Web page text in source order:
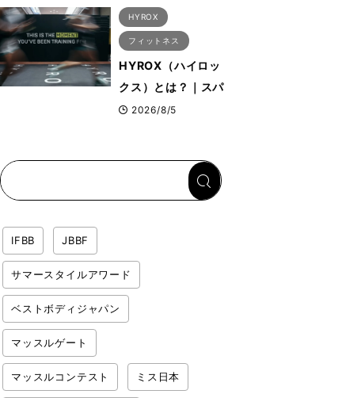
ア）”など、ボディビ
ル元世界王者・鈴木
雅選手が解説
HYROX
フィットネス
HYROX（ハイロッ
クス）とは？｜スパ
ルタンレースやクロ
2026/8/5
IFBB JBBF
サマースタイルアワード
ベストボディジャパン
マッスルゲート
マッスルコンテスト ミス日本